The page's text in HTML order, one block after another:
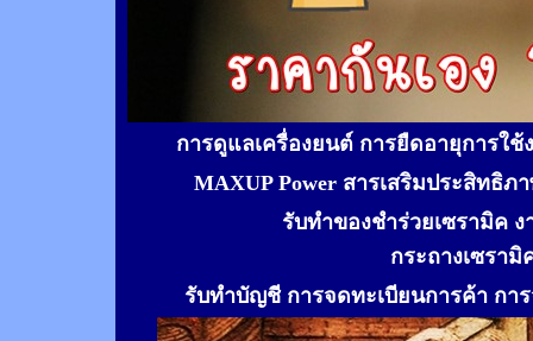
การดูแลเครื่องยนต์ การยืดอายุการใ
MAXUP Power สารเสริมประสิทธิ
รับทำของชำร่วยเซรามิค
กระถางเซรา
รับทำบัญชี การจดทะเบียนการค้า กา